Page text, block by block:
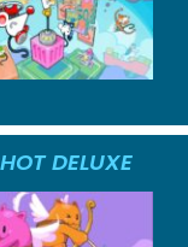
DELUXE